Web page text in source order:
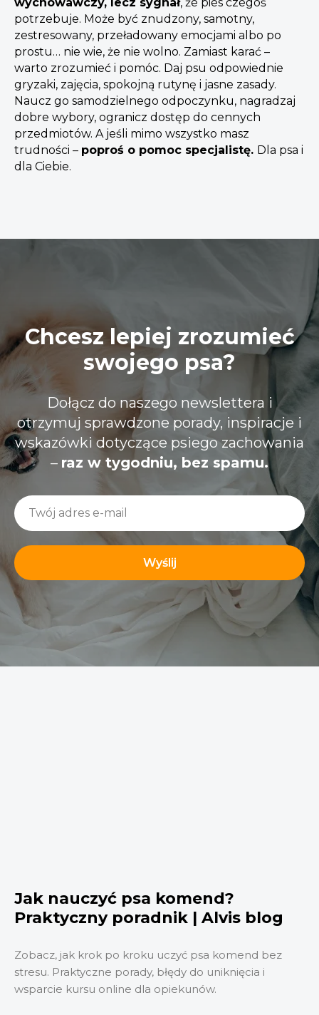
potrzebuje. Może być znudzony, samotny,
zestresowany, przeładowany emocjami albo po
prostu… nie wie, że nie wolno. Zamiast karać –
warto zrozumieć i pomóc. Daj psu odpowiednie
gryzaki, zajęcia, spokojną rutynę i jasne zasady.
Naucz go samodzielnego odpoczynku, nagradzaj
dobre wybory, ogranicz dostęp do cennych
przedmiotów. A jeśli mimo wszystko masz
trudności – poproś o pomoc specjalistę. Dla psa i
dla Ciebie.
Chcesz lepiej zrozumieć
swojego psa?
Dołącz do naszego newslettera i
otrzymuj sprawdzone porady, inspiracje i
wskazówki dotyczące psiego zachowania
– raz w tygodniu, bez spamu.
Wyślij
Jak nauczyć psa komend?
Praktyczny poradnik | Alvis blog
Zobacz, jak krok po kroku uczyć psa komend bez
stresu. Praktyczne porady, błędy do uniknięcia i
wsparcie kursu online dla opiekunów.